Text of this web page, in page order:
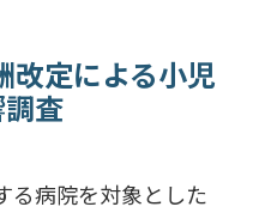
改定による小児
査
病院を対象とした